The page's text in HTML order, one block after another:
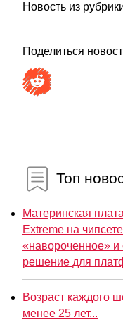
Новость из
Поделиться
Топ
Материнская
Extreme на
«навороченное» и
решение для
Возраст каждого
менее 25 лет...